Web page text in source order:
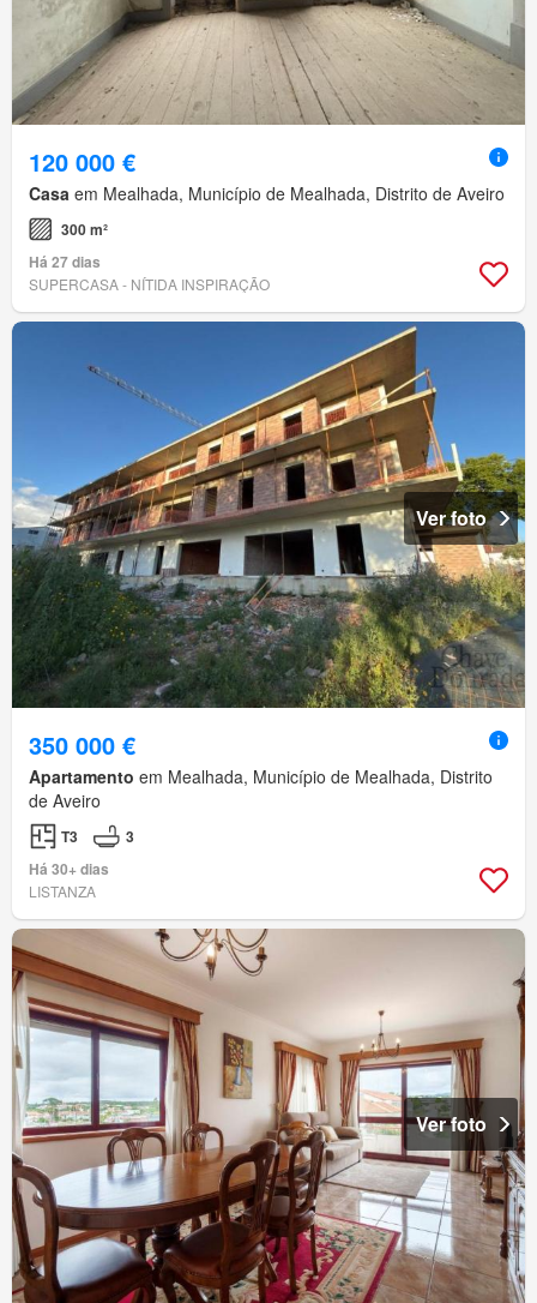
120 000 €
Casa em Mealhada, Município de Mealhada, Distrito de Aveiro
300 m²
Há 27 dias
SUPERCASA - NÍTIDA INSPIRAÇÃO
Ver foto
350 000 €
Apartamento em Mealhada, Município de Mealhada, Distrito
de Aveiro
T3
3
Há 30+ dias
LISTANZA
Ver foto